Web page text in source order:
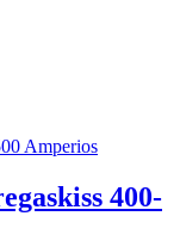
400-